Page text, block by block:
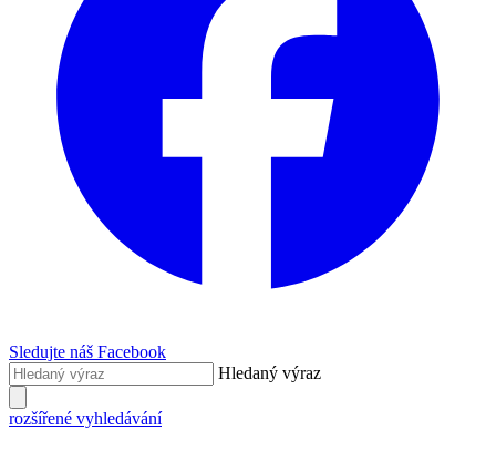
Sledujte náš Facebook
Hledaný výraz
rozšířené vyhledávání